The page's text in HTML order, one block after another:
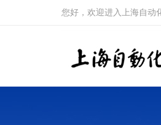
您好，欢迎进入上海自动